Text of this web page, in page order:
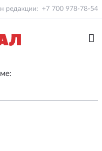
редакции: +7 700 978-78-54